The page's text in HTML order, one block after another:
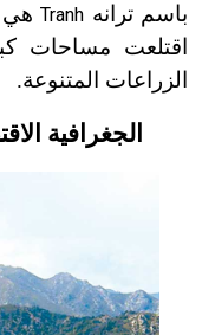
باسم ترانه Tranhهي
اقتلعت مساحات
الزراعات المتنوعة.
الجغرافية